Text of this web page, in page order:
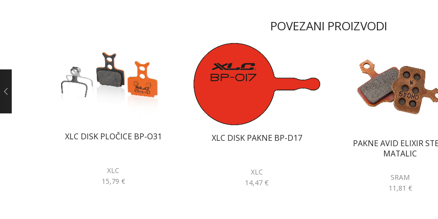
POVEZANI PROIZVODI
XLC DISK PLOČICE BP-O31
XLC
15,79 €
XLC DISK PAKNE BP-D17
XLC
14,47€
PAKNE AVID ELIXIR
MATALIC
SRAM
11,81 €